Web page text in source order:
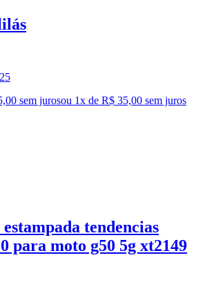
25
sem jurosou 1x de R$ 35,00 sem juros
tendencias
para moto g50 5g xt2149